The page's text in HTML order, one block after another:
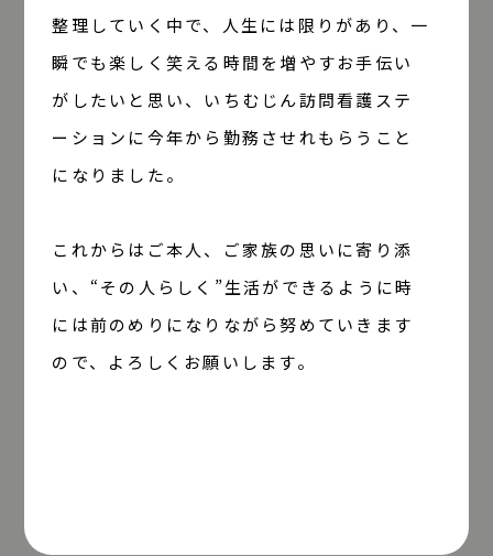
整理していく中で、人生には限りがあり、一
瞬でも楽しく笑える時間を増やすお手伝い
がしたいと思い、いちむじん訪問看護ステ
ーションに今年から勤務させれもらうこと
になりました。
これからはご本人、ご家族の思いに寄り添
い、“その人らしく”生活ができるように時
には前のめりになりながら努めていきます
ので、よろしくお願いします。